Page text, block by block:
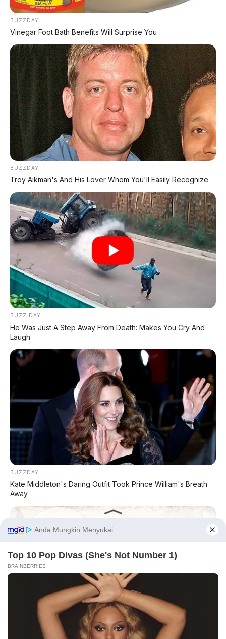
Leapmotor B01: Sedan Listrik Kompak 800V dengan
Range 670 Km
Teknologi Huawei Full-Stack
Xpeng GX: SUV Full-Size Premium dengan AI Turing &
Range 1.585 Km
BYD Leopard 8: SUV Off-Road PHEV 748 HP Siap
Tantang Land Cruiser!
MG 4X: SUV Listrik Kompak dengan Baterai Semi-
Solid-State & Range 610 Km
Penantang Toyota Alphard
LIHAT LAINNYA
Chat Kami Sekarang
PALING BANYAK
Leapmotor B01: Sedan Listrik Kompak 800V
dengan Range 670 Km
Huawei AITO M9: SUV Premium 903 HP dengan
✕
BUZZDAY
Vinegar Foot Bath Benefits Will Surprise You
BUZZDAY
Troy Aikman's And His Lover Whom You'll Easily Recognize
BUZZ DAY
He Was Just A Step Away From Death: Makes You Cry And
Laugh
BUZZDAY
Kate Middleton's Daring Outfit Took Prince William's Breath
Away
BUZZ DAY
Before You Go